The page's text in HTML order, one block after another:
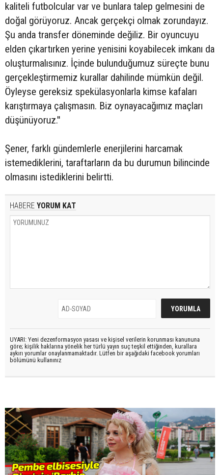
kaliteli futbolcular var ve bunlara talep gelmesini de
doğal görüyoruz. Ancak gerçekçi olmak zorundayız.
Şu anda transfer döneminde değiliz. Bir oyuncuyu
elden çıkartırken yerine yenisini koyabilecek imkanı da
oluşturmalısınız. İçinde bulunduğumuz süreçte bunu
gerçekleştirmemiz kurallar dahilinde mümkün değil.
Öyleyse gereksiz spekülasyonlarla kimse kafaları
karıştırmaya çalışmasın. Biz oynayacağımız maçları
düşünüyoruz.''
Şener, farklı gündemlerle enerjilerini harcamak
istemediklerini, taraftarların da bu durumun bilincinde
olmasını istediklerini belirtti.
HABERE YORUM KAT
UYARI: Yeni dezenformasyon yasası ve kişisel verilerin korunması kanununa
göre; kişilik haklarına yönelik her türlü yayın suç teşkil ettiğinden, kurallara
aykırı yorumlar onaylanmamaktadır. Lütfen bir aşağıdaki facebook yorumları
bölümünü kullanınız